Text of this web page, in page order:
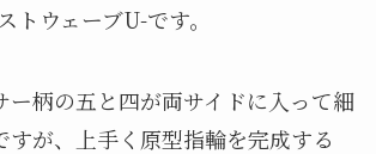
トウェーブU-です。
ー柄の五と四が両サイドに入って細
すが、上手く原型指輪を完成する